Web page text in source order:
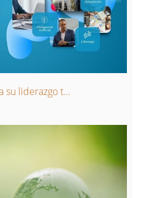
su liderazgo t...